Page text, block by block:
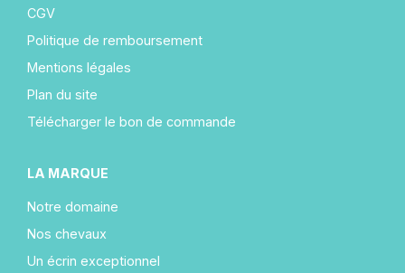
CGV
Politique de remboursement
Mentions légales
Plan du site
Télécharger le bon de commande
LA MARQUE
Notre domaine
Nos chevaux
Un écrin exceptionnel